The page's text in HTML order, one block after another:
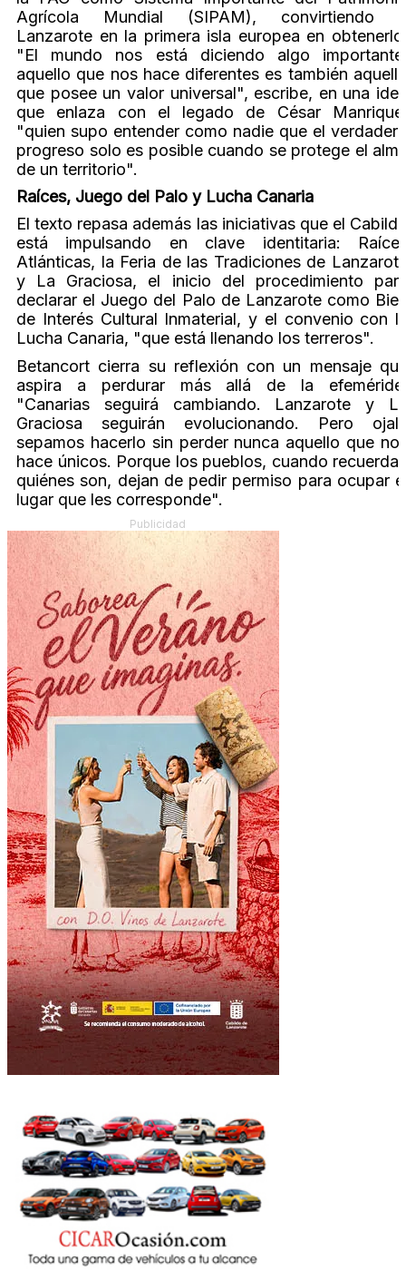
Agrícola Mundial (SIPAM), convirtiendo
Lanzarote en la primera isla europea en
"El mundo nos está diciendo algo
aquello que nos hace diferentes es también
que posee un valor universal", escribe, en una
que enlaza con el legado de César
"quien supo entender como nadie que el
progreso solo es posible cuando se protege el
de un territorio".
Raíces, Juego del Palo y Lucha Canaria
El texto repasa además las iniciativas que el
está impulsando en clave identitaria:
Atlánticas, la Feria de las Tradiciones de
y La Graciosa, el inicio del procedimiento
declarar el Juego del Palo de Lanzarote como
de Interés Cultural Inmaterial, y el convenio con
Lucha Canaria, "que está llenando los terreros".
Betancort cierra su reflexión con un mensaje
aspira a perdurar más allá de la
"Canarias seguirá cambiando. Lanzarote y
Graciosa seguirán evolucionando. Pero
sepamos hacerlo sin perder nunca aquello que
hace únicos. Porque los pueblos, cuando
quiénes son, dejan de pedir permiso para ocupar
lugar que les corresponde".
Publicidad